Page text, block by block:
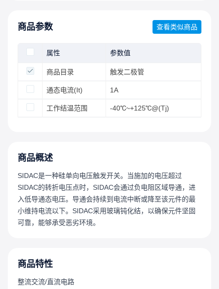
商品参数 查看类似商品
属性 参数值
商品目录 触发二极管
通态电流(It) 1A
工作结温范围 -40℃~+125℃@(Tj)
商品概述
SIDAC是一种硅单向电压触发开关。当施加的电压超过
SIDAC的转折电压点时，SIDAC会通过负电阻区域导通，进
入低导通态电压。导通会持续到电流中断或降至该元件的最
小维持电流以下。SIDAC采用玻璃钝化结，以确保元件坚固
可靠，能够承受恶劣环境。
商品特性
整流交流/直流电路